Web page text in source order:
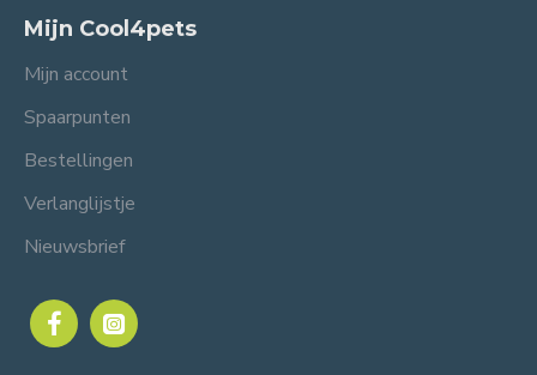
Mijn Cool4pets
Mijn account
Spaarpunten
Bestellingen
Verlanglijstje
Nieuwsbrief